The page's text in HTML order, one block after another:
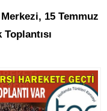
15 Temmuz